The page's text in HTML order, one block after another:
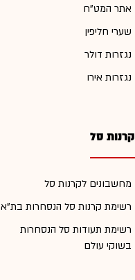
אתר המט"ח
שערי חליפין
נגזרות דולר
נגזרות אירו
קרנות סל
מחשבונים לקרנות סל
רשימת קרנות סל הנסחרות בת"א
רשימת תעודות סל הנסחרות
בשוקי עולם